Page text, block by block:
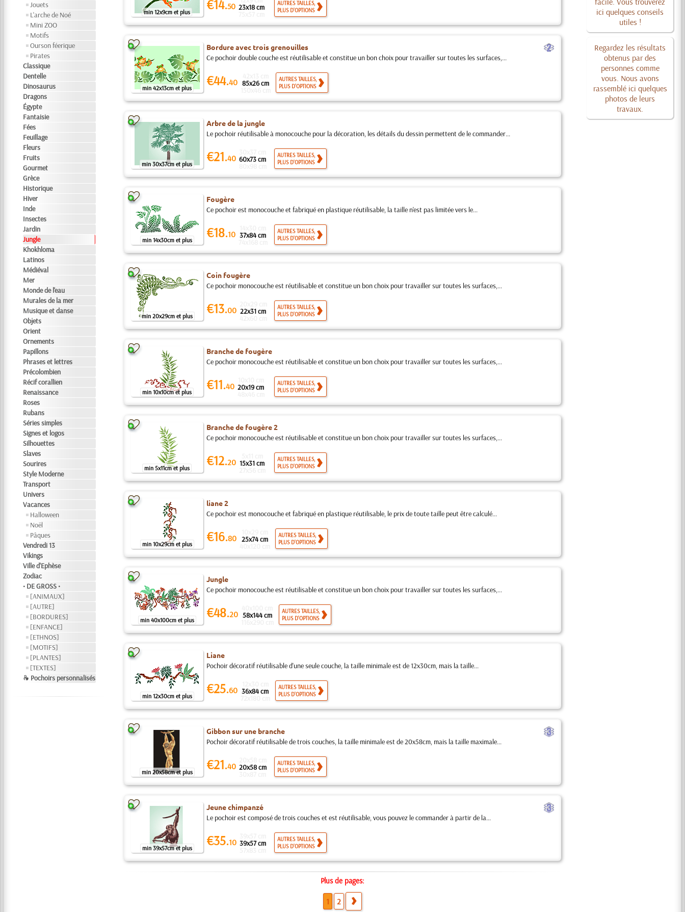
Jouets
L'arche de Noé
Mini ZOO
Motifs
Ourson féerique
Pirates
Classique
Dentelle
Dinosaurus
Dragons
Égypte
Fantaisie
Fées
Feuillage
Fleurs
Fruits
Gourmet
Grèce
Historique
Hiver
Inde
Insectes
Jardin
Jungle
Khokhloma
Latinos
Médiéval
Mer
Monde de l'eau
Murales de la mer
Musique et danse
Objets
Orient
Ornements
Papillons
Phrases et lettres
Précolombien
Récif corallien
Renaissance
Roses
Rubans
Séries simples
Signes et logos
Silhouettes
Slaves
Sourires
Style Moderne
Transport
Univers
Vacances
Halloween
Noël
Pâques
Vendredi 13
Vikings
Ville d'Ephèse
Zodiac
• DE GROSS •
[ANIMAUX]
[AUTRE]
[BORDURES]
[ENFANCE]
[ETHNOS]
[MOTIFS]
[PLANTES]
[TEXTES]
❧ Pochoirs personnalisés
ici quelques conseils
utiles !
Regardez les résultats
obtenus par des
personnes comme
vous. Nous avons
rassemblé ici quelques
photos de leurs
travaux.
min 12x9cm et plus €14.50 23x18 cm
AUTRES TAILLES,
PLUS D'OPTIONS
min 42x13cm et plus
Bordure avec trois grenouilles b
Ce pochoir double couche est réutilisable et constitue un bon choix pour travailler sur toutes les surfaces,...
€44.40 85x26 cm
AUTRES TAILLES,
PLUS D'OPTIONS
min 30x37cm et plus
Arbre de la jungle
Le pochoir réutilisable à monocouche pour la décoration, les détails du dessin permettent de le commander...
€21.40 60x73 cm
AUTRES TAILLES,
PLUS D'OPTIONS
min 14x30cm et plus
Fougère
Ce pochoir est monocouche et fabriqué en plastique réutilisable, la taille n'est pas limitée vers le...
€18.10 37x84 cm
AUTRES TAILLES,
PLUS D'OPTIONS
min 20x29cm et plus
Coin fougère
Ce pochoir monocouche est réutilisable et constitue un bon choix pour travailler sur toutes les surfaces,...
€13.00 22x31 cm
AUTRES TAILLES,
PLUS D'OPTIONS
min 10x10cm et plus
Branche de fougère
Ce pochoir monocouche est réutilisable et constitue un bon choix pour travailler sur toutes les surfaces,...
€11.40 20x19 cm
AUTRES TAILLES,
PLUS D'OPTIONS
min 5x11cm et plus
Branche de fougère 2
Ce pochoir monocouche est réutilisable et constitue un bon choix pour travailler sur toutes les surfaces,...
€12.20 15x31 cm
AUTRES TAILLES,
PLUS D'OPTIONS
min 10x29cm et plus
liane 2
Ce pochoir est monocouche et fabriqué en plastique réutilisable, le prix de toute taille peut être calculé...
€16.80 25x74 cm
AUTRES TAILLES,
PLUS D'OPTIONS
min 40x100cm et plus
Jungle
Ce pochoir monocouche est réutilisable et constitue un bon choix pour travailler sur toutes les surfaces,...
€48.20 58x144 cm
AUTRES TAILLES,
PLUS D'OPTIONS
min 12x30cm et plus
Liane
Pochoir décoratif réutilisable d'une seule couche, la taille minimale est de 12x30cm, mais la taille...
€25.60 36x84 cm
AUTRES TAILLES,
PLUS D'OPTIONS
min 20x58cm et plus
Gibbon sur une branche c
Pochoir décoratif réutilisable de trois couches, la taille minimale est de 20x58cm, mais la taille maximale...
€21.40 20x58 cm
AUTRES TAILLES,
PLUS D'OPTIONS
min 39x57cm et plus
Jeune chimpanzé c
Le pochoir est composé de trois couches et est réutilisable, vous pouvez le commander à partir de la...
€35.10 39x57 cm
AUTRES TAILLES,
PLUS D'OPTIONS
Plus de pages:
1 2